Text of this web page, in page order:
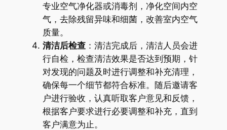
专业空气净化器或消毒剂，净化空间内空
气，去除残留异味和细菌，改善室内空气
质量。
清洁后检查：清洁完成后，清洁人员会进
行自检，检查清洁效果是否达到预期，针
对发现的问题及时进行调整和补充清理，
确保每一个细节都符合标准。随后邀请客
户进行验收，认真听取客户意见和反馈，
根据客户要求进行必要调整和补充，直到
客户满意为止。